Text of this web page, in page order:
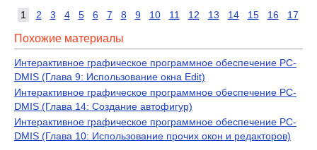
1 2 3 4 5 6 7 8 9 10 11 12 13 14 15 16 17
Похожие материалы
Интерактивное графическое программное обеспечение PC-
DMIS (Глава 9: Использование окна Edit)
Интерактивное графическое программное обеспечение PC-
DMIS (Глава 14: Создание автофигур)
Интерактивное графическое программное обеспечение PC-
DMIS (Глава 10: Использование прочих окон и редакторов)